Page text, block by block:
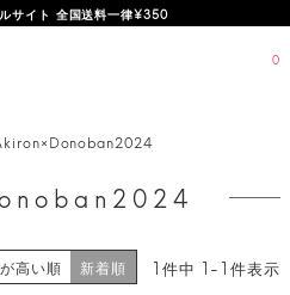
サイト 全国送料一律¥350
0
高い順 新着順 1 件中 1 - 1件表示